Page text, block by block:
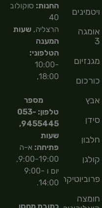
ויטמינים
אומגה
3
מגנזיום
כורכום
אבץ
סידן
חלבון
קולגן
פרוביוטיקה
חומצה
החנות: סוקולוב
40
הרצליה,שעות
המענה
הטלפוני:
10:00-
18:00,
מספר
טלפון: 053-
9455445,
שעות
פתיחה: א-ה
9:00-19:00,
יום ו 9:00-
14:00.